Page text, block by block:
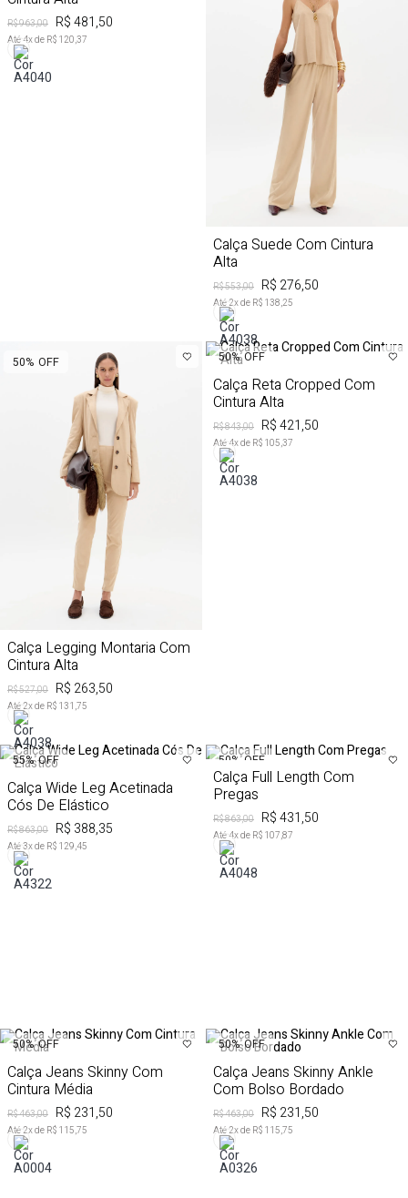
R$ 963,00 R$ 481,50
Até4x de R$ 120,37
Calça Suede Com Cintura
Alta
R$ 553,00 R$ 276,50
Até 2x de R$ 138,25
50% OFF
Calça Legging Montaria Com
Cintura Alta
R$ 527,00 R$ 263,50
Até 2x de R$ 131,75
50% OFF
Calça Reta Cropped Com
Cintura Alta
R$ 843,00 R$ 421,50
Até4x de R$ 105,37
55% OFF
Calça Wide Leg Acetinada
Cós De Elástico
R$ 863,00 R$ 388,35
Até3x de R$ 129,45
50% OFF
Calça Full Length Com
Pregas
R$ 863,00 R$ 431,50
Até4x de R$ 107,87
50% OFF
Calça Jeans Skinny Com
Cintura Média
R$ 463,00 R$ 231,50
Até 2x de R$ 115,75
50% OFF
Calça Jeans Skinny Ankle
Com Bolso Bordado
R$ 463,00 R$ 231,50
Até 2x de R$ 115,75